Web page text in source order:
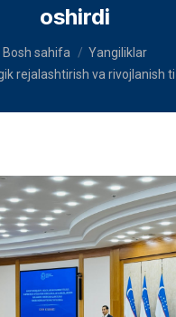
oshirdi
Bosh sahifa
Yangiliklar
rejalashtirish va rivojlanish